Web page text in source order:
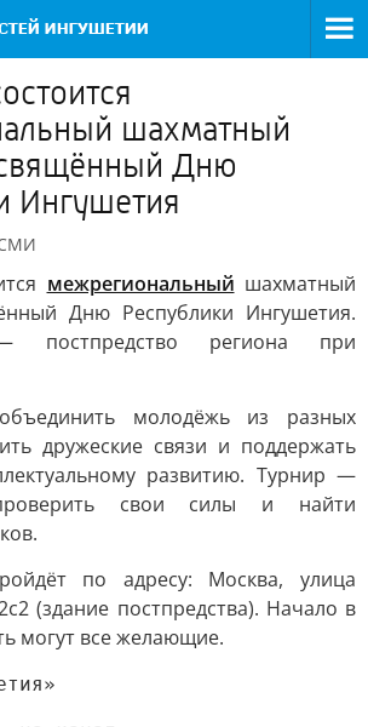
шахматный
Дню
Ингушетия
межрегиональный шахматный
Дню Республики Ингушетия.
постпредство региона при
молодёжь из разных
дружеские связи и поддержать
развитию. Турнир —
свои силы и найти
по адресу: Москва, улица
(здание постпредства). Начало в
могут все желающие.